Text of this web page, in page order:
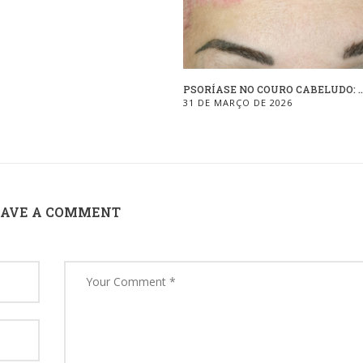
PSORÍASE NO COURO CABELUDO:
31 DE MARÇO DE 2026
A COMMENT